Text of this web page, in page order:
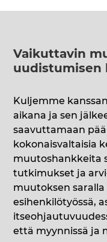
Vaikuttavin
uudistumisen
Kuljemme
aikana ja sen
saavuttamaan
kokonaisvaltaisia
muutoshankkeita
tutkimukset ja
muutoksen saralla
esihenkilötyössä,
että myynnissä ja